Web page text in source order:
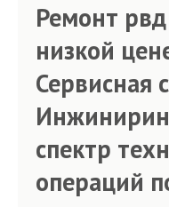
Ремонт
низкой
спектр
операций